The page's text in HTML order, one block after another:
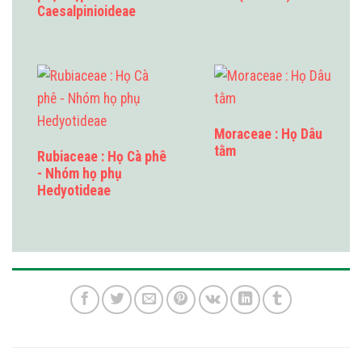
Caesalpinioideae
Rubiaceae : Họ Cà phê
- Nhóm họ phụ
Hedyotideae
Moraceae : Họ Dâu
tằm